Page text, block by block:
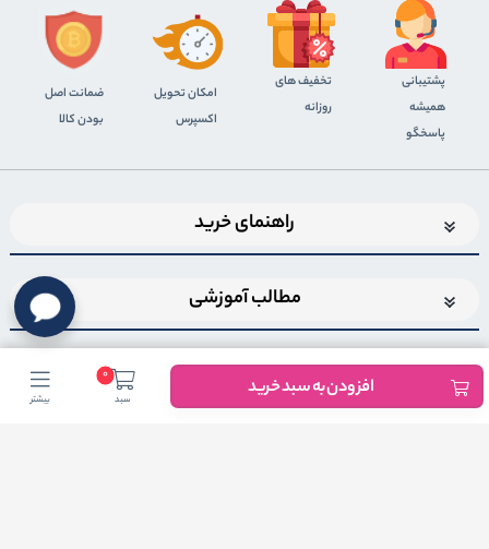
افزودن به سبد خرید 0
سبد بیشتر
پشتیبانی
همیشه
پاسخگو
تخفیف های
روزانه
اﻣﮑﺎن ﺗﺤﻮﯾﻞ
اﮐﺴﭙﺮس
ضمانت اصل
بودن کالا
راهنمای خرید
مطالب آموزشی